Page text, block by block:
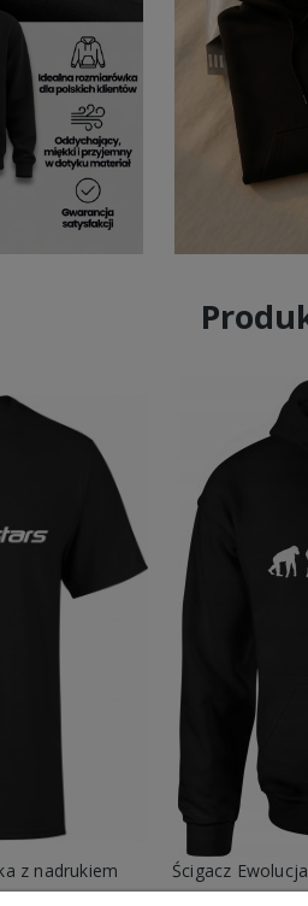
Alpinestars męska z
forma sprawiają, że bluza
jeansów, jak i do spodni o bardziej
akcesoriami i butami.
elegancją. To model, który
sytuacji,Alpinestars bluza
wielu stylizacji.
z nadrukiem